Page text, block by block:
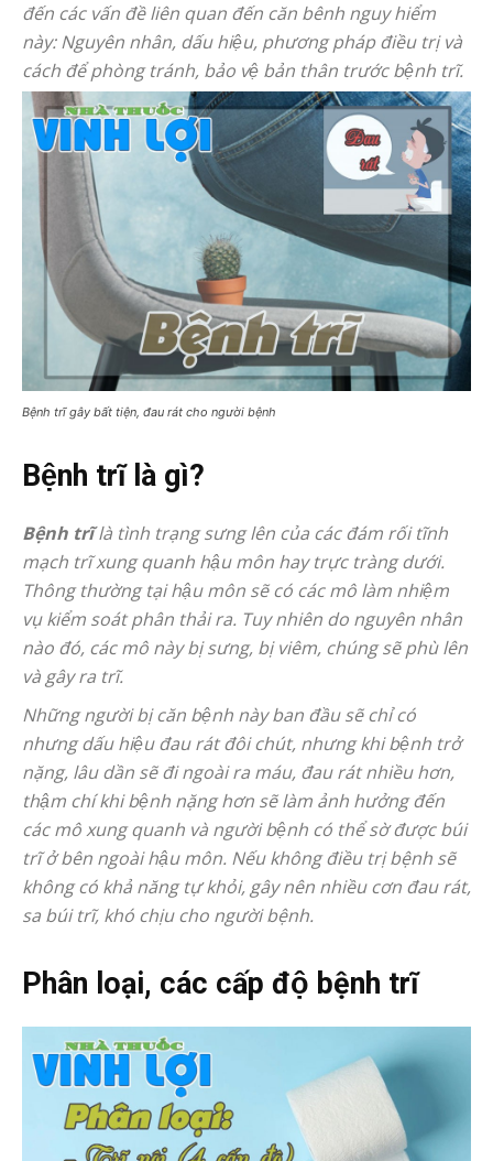
đến các vấn đề liên quan đến căn bênh nguy hiểm
này: Nguyên nhân, dấu hiệu, phương pháp điều trị và
cách để phòng tránh, bảo vệ bản thân trước bệnh trĩ.
Bệnh trĩ gây bất tiện, đau rát cho người bệnh
Bệnh trĩ là gì?
Bệnh trĩlà tình trạng sưng lên của các đám rối tĩnh
mạch trĩ xung quanh hậu môn hay trực tràng dưới.
Thông thường tại hậu môn sẽ có các mô làm nhiệm
vụ kiểm soát phân thải ra. Tuy nhiên do nguyên nhân
nào đó, các mô này bị sưng, bị viêm, chúng sẽ phù lên
và gây ra trĩ.
Những người bị căn bệnh này ban đầu sẽ chỉ có
nhưng dấu hiệu đau rát đôi chút, nhưng khi bệnh trở
nặng, lâu dần sẽ đi ngoài ra máu, đau rát nhiều hơn,
thậm chí khi bệnh nặng hơn sẽ làm ảnh hưởng đến
các mô xung quanh và người bệnh có thể sờ được búi
trĩ ở bên ngoài hậu môn. Nếu không điều trị bệnh sẽ
không có khả năng tự khỏi, gây nên nhiều cơn đau rát,
sa búi trĩ, khó chịu cho người bệnh.
Phân loại, các cấp độ bệnh trĩ